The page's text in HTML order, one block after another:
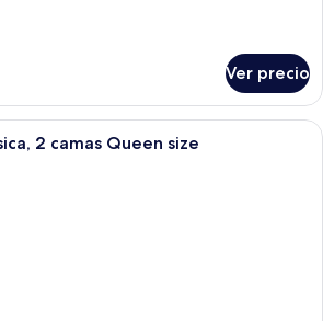
Ver precio
Una habitación de hotel con dos
2 camas Queen size